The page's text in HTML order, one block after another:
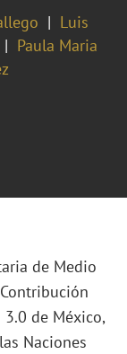
Luis
Paula Maria
de Medio
3.0 de México,
Naciones